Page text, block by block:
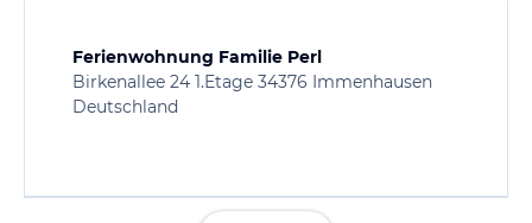
Ferienwohnung Familie Perl
Birkenallee 24 1.Etage 34376 Immenhausen
Deutschland